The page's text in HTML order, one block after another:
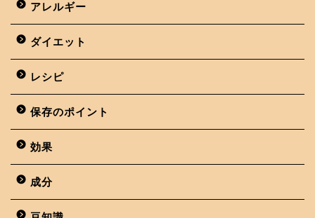
アレルギー
ダイエット
レシピ
保存のポイント
効果
成分